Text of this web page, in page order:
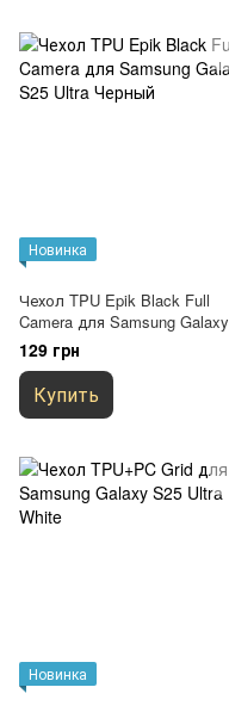
Новинка
Чехол TPU Epik Black Full
Camera для Samsung Galaxy
S25 Ultra Черный
129 грн
Купить
Новинка